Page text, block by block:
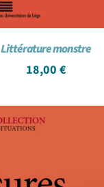
Littérature monstre
18,00 €